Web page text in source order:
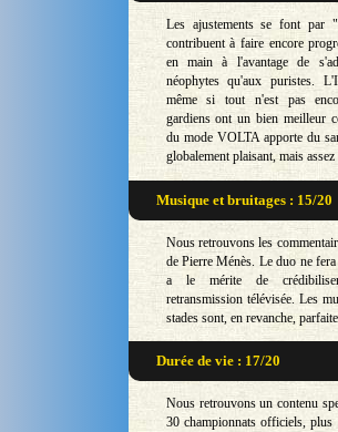
Les ajustements se font par
contribuent à faire encore
en main à l'avantage de
néophytes qu'aux puristes.
même si tout n'est pas
gardiens ont un bien meilleur
du mode VOLTA apporte du
globalement plaisant, mais assez
Musique et bruitages : 15/20
Nous retrouvons les
de Pierre Ménès. Le duo ne
a le mérite de
retransmission télévisée. Les
stades sont, en revanche,
Durée de vie : 17/20
Nous retrouvons un contenu
30 championnats officiels,